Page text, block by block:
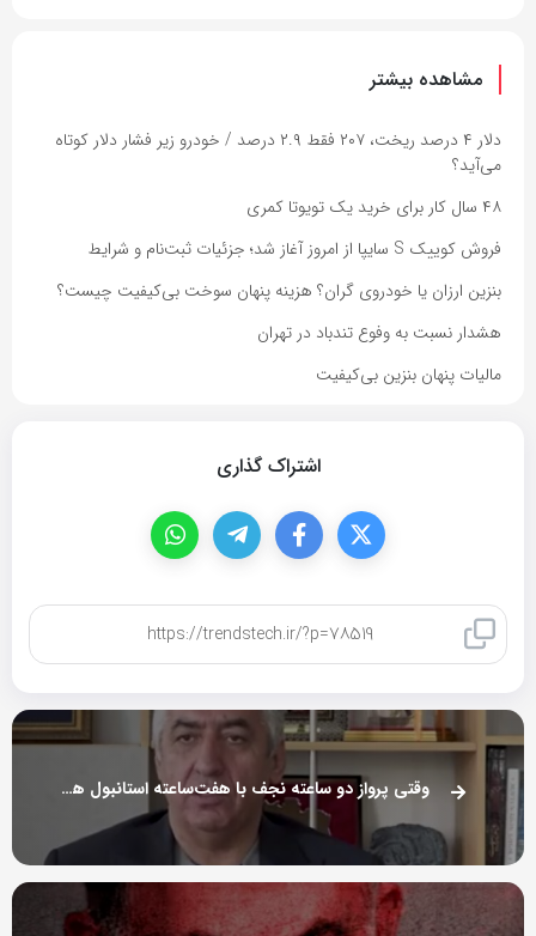
مشاهده بیشتر
دلار ۴ درصد ریخت، ۲۰۷ فقط ۲.۹ درصد / خودرو زیر فشار دلار کوتاه
می‌آید؟
۴۸ سال کار برای خرید یک تویوتا کمری
فروش کوییک S سایپا از امروز آغاز شد؛ جزئیات ثبت‌نام و شرایط
بنزین ارزان یا خودروی گران؟ هزینه پنهان سوخت بی‌کیفیت چیست؟
هشدار نسبت به وفوع تندباد در تهران
مالیات پنهان بنزین بی‌کیفیت
اشتراک گذاری
وقتی پرواز دو ساعته نجف با هفت‌ساعته استانبول هم‌قیمت می‌شود!